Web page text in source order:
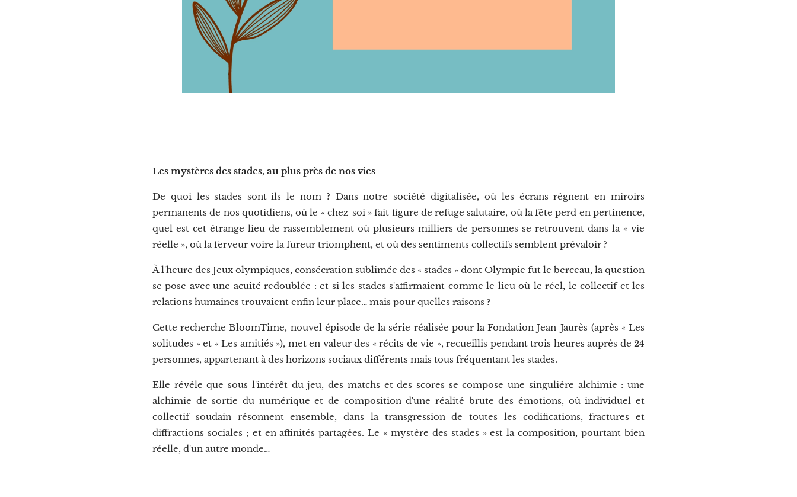
Les mystères des stades, au plus près de nos vies
De quoi les stades sont-ils le nom ? Dans notre société digitalisée, où les écrans règnent en miroirs
permanents de nos quotidiens, où le « chez-soi » fait figure de refuge salutaire, où la fête perd en pertinence,
quel est cet étrange lieu de rassemblement où plusieurs milliers de personnes se retrouvent dans la « vie
réelle », où la ferveur voire la fureur triomphent, et où des sentiments collectifs semblent prévaloir ?
À l'heure des Jeux olympiques, consécration sublimée des « stades » dont Olympie fut le berceau, la question
se pose avec une acuité redoublée : et si les stades s'affirmaient comme le lieu où le réel, le collectif et les
relations humaines trouvaient enfin leur place… mais pour quelles raisons ?
Cette recherche BloomTime, nouvel épisode de la série réalisée pour la Fondation Jean-Jaurès (après « Les
solitudes » et « Les amitiés »), met en valeur des « récits de vie », recueillis pendant trois heures auprès de 24
personnes, appartenant à des horizons sociaux différents mais tous fréquentant les stades.
Elle révèle que sous l'intérêt du jeu, des matchs et des scores se compose une singulière alchimie : une
alchimie de sortie du numérique et de composition d'une réalité brute des émotions, où individuel et
collectif soudain résonnent ensemble, dans la transgression de toutes les codifications, fractures et
diffractions sociales ; et en affinités partagées. Le « mystère des stades » est la composition, pourtant bien
réelle, d'un autre monde…